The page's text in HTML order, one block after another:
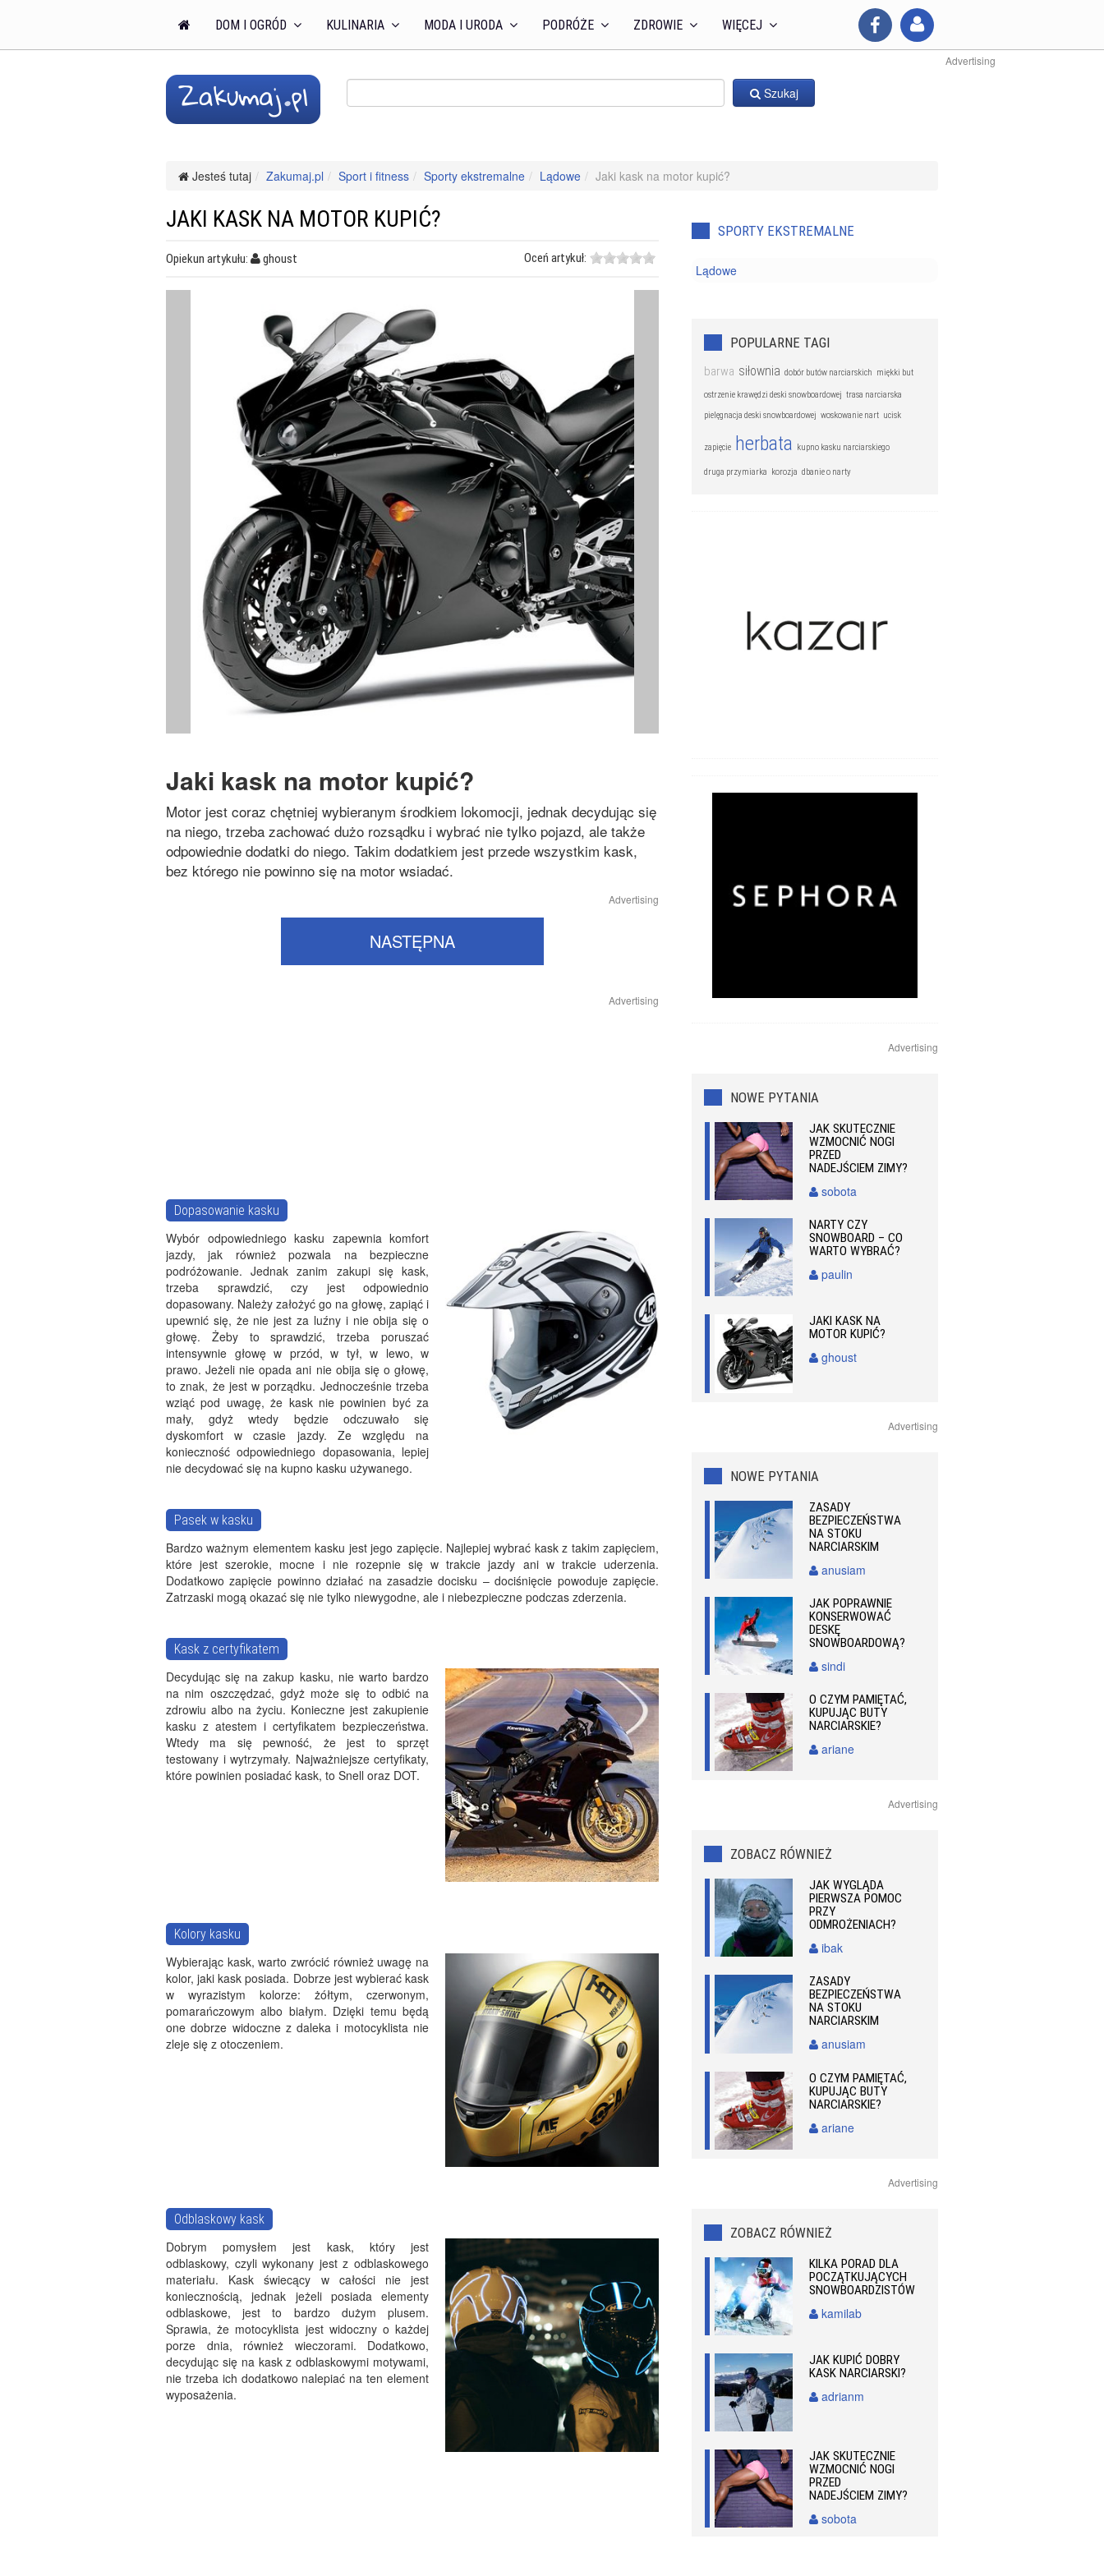
DOM I OGRÓD KULINARIA MODA I URODA PODRÓŻE ZDROWIE WIĘCEJ
Advertising
Szukaj
Jesteś tutaj Zakumaj.pl Sport i fitness Sporty ekstremalne Lądowe Jaki kask na motor kupić?
JAKI KASK NA MOTOR KUPIĆ?
Opiekun artykułu: ghoust Oceń artykuł:
Jaki kask na motor kupić?
Motor jest coraz chętniej wybieranym środkiem lokomocji, jednak decydując się
na niego, trzeba zachować dużo rozsądku i wybrać nie tylko pojazd, ale także
odpowiednie dodatki do niego. Takim dodatkiem jest przede wszystkim kask,
bez którego nie powinno się na motor wsiadać.
Advertising
NASTĘPNA
Advertising
Dopasowanie kasku
Wybór odpowiedniego kasku zapewnia komfort
jazdy, jak również pozwala na bezpieczne
podróżowanie. Jednak zanim zakupi się kask,
trzeba sprawdzić, czy jest odpowiednio
dopasowany. Należy założyć go na głowę, zapiąć i
upewnić się, że nie jest za luźny i nie obija się o
głowę. Żeby to sprawdzić, trzeba poruszać
intensywnie głowę w przód, w tył, w lewo, w
prawo. Jeżeli nie opada ani nie obija się o głowę,
to znak, że jest w porządku. Jednocześnie trzeba
wziąć pod uwagę, że kask nie powinien być za
mały, gdyż wtedy będzie odczuwało się
dyskomfort w czasie jazdy. Ze względu na
konieczność odpowiedniego dopasowania, lepiej
nie decydować się na kupno kasku używanego.
Pasek w kasku
Bardzo ważnym elementem kasku jest jego zapięcie. Najlepiej wybrać kask z takim zapięciem,
które jest szerokie, mocne i nie rozepnie się w trakcie jazdy ani w trakcie uderzenia.
Dodatkowo zapięcie powinno działać na zasadzie docisku – dociśnięcie powoduje zapięcie.
Zatrzaski mogą okazać się nie tylko niewygodne, ale i niebezpieczne podczas zderzenia.
Kask z certyfikatem
Decydując się na zakup kasku, nie warto bardzo
na nim oszczędzać, gdyż może się to odbić na
zdrowiu albo na życiu. Konieczne jest zakupienie
kasku z atestem i certyfikatem bezpieczeństwa.
Wtedy ma się pewność, że jest to sprzęt
testowany i wytrzymały. Najważniejsze certyfikaty,
które powinien posiadać kask, to Snell oraz DOT.
Kolory kasku
Wybierając kask, warto zwrócić również uwagę na
kolor, jaki kask posiada. Dobrze jest wybierać kask
w wyrazistym kolorze: żółtym, czerwonym,
pomarańczowym albo białym. Dzięki temu będą
one dobrze widoczne z daleka i motocyklista nie
zleje się z otoczeniem.
Odblaskowy kask
Dobrym pomysłem jest kask, który jest
odblaskowy, czyli wykonany jest z odblaskowego
materiału. Kask świecący w całości nie jest
koniecznością, jednak jeżeli posiada elementy
odblaskowe, jest to bardzo dużym plusem.
Sprawia, że motocyklista jest widoczny o każdej
porze dnia, również wieczorami. Dodatkowo,
decydując się na kask z odblaskowymi motywami,
nie trzeba ich dodatkowo nalepiać na ten element
wyposażenia.
SPORTY EKSTREMALNE
Lądowe
POPULARNE TAGI
barwa siłownia dobór butów narciarskich miękki but
ostrzenie krawędzi deski snowboardowej trasa narciarska
pielęgnacja deski snowboardowej woskowanie nart ucisk
zapięcie herbata kupno kasku narciarskiego
druga przymiarka korozja dbanie o narty
Advertising
NOWE PYTANIA
JAK SKUTECZNIE
WZMOCNIĆ NOGI
PRZED
NADEJŚCIEM ZIMY?
sobota
NARTY CZY
SNOWBOARD – CO
WARTO WYBRAĆ?
paulin
JAKI KASK NA
MOTOR KUPIĆ?
ghoust
Advertising
NOWE PYTANIA
ZASADY
BEZPIECZEŃSTWA
NA STOKU
NARCIARSKIM
anusiam
JAK POPRAWNIE
KONSERWOWAĆ
DESKĘ
SNOWBOARDOWĄ?
sindi
O CZYM PAMIĘTAĆ,
KUPUJĄC BUTY
NARCIARSKIE?
ariane
Advertising
ZOBACZ RÓWNIEŻ
JAK WYGLĄDA
PIERWSZA POMOC
PRZY
ODMROŻENIACH?
ibak
ZASADY
BEZPIECZEŃSTWA
NA STOKU
NARCIARSKIM
anusiam
O CZYM PAMIĘTAĆ,
KUPUJĄC BUTY
NARCIARSKIE?
ariane
Advertising
ZOBACZ RÓWNIEŻ
KILKA PORAD DLA
POCZĄTKUJĄCYCH
SNOWBOARDZISTÓW
kamilab
JAK KUPIĆ DOBRY
KASK NARCIARSKI?
adrianm
JAK SKUTECZNIE
WZMOCNIĆ NOGI
PRZED
NADEJŚCIEM ZIMY?
sobota